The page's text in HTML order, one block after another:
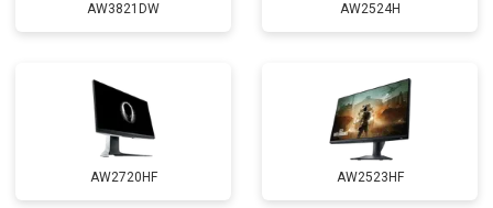
AW3821DW AW2524H
AW2720HF AW2523HF